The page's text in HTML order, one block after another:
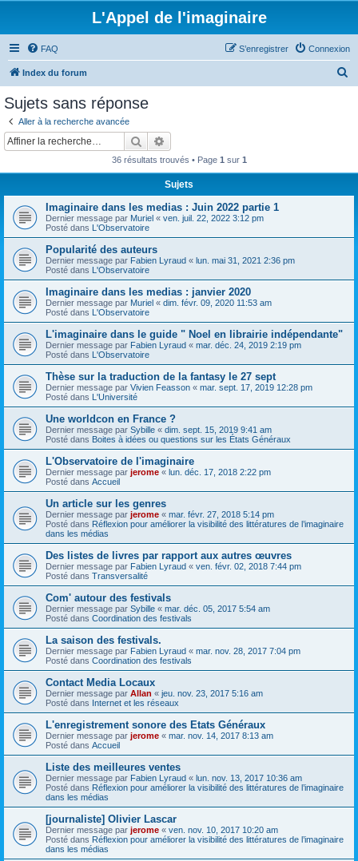
L'Appel de l'imaginaire
FAQ Connexion
S’enregistrer
Index du forum
Sujets sans réponse
Aller à la recherche avancée
Rechercher
36 résultats trouvés • Page 1 sur 1
Sujets
Imaginaire dans les medias : Juin 2022 partie 1
Dernier message par Muriel « ven. juil. 22, 2022 3:12 pm
Posté dans L'Observatoire
Popularité des auteurs
Dernier message par Fabien Lyraud « lun. mai 31, 2021 2:36 pm
Posté dans L'Observatoire
Imaginaire dans les medias : janvier 2020
Dernier message par Muriel « dim. févr. 09, 2020 11:53 am
Posté dans L'Observatoire
L'imaginaire dans le guide " Noel en librairie indépendante"
Dernier message par Fabien Lyraud « mar. déc. 24, 2019 2:19 pm
Posté dans L'Observatoire
Thèse sur la traduction de la fantasy le 27 sept
Dernier message par Vivien Feasson « mar. sept. 17, 2019 12:28 pm
Posté dans L'Université
Une worldcon en France ?
Dernier message par Sybille « dim. sept. 15, 2019 9:41 am
Posté dans Boites à idées ou questions sur les États Généraux
L'Observatoire de l'imaginaire
Dernier message par jerome « lun. déc. 17, 2018 2:22 pm
Posté dans Accueil
Un article sur les genres
Dernier message par jerome « mar. févr. 27, 2018 5:14 pm
Posté dans Réflexion pour améliorer la visibilité des littératures de l’imaginaire
dans les médias
Des listes de livres par rapport aux autres œuvres
Dernier message par Fabien Lyraud « ven. févr. 02, 2018 7:44 pm
Posté dans Transversalité
Com' autour des festivals
Dernier message par Sybille « mar. déc. 05, 2017 5:54 am
Posté dans Coordination des festivals
La saison des festivals.
Dernier message par Fabien Lyraud « mar. nov. 28, 2017 7:04 pm
Posté dans Coordination des festivals
Contact Media Locaux
Dernier message par Allan « jeu. nov. 23, 2017 5:16 am
Posté dans Internet et les réseaux
L'enregistrement sonore des Etats Généraux
Dernier message par jerome « mar. nov. 14, 2017 8:13 am
Posté dans Accueil
Liste des meilleures ventes
Dernier message par Fabien Lyraud « lun. nov. 13, 2017 10:36 am
Posté dans Réflexion pour améliorer la visibilité des littératures de l’imaginaire
dans les médias
[journaliste] Olivier Lascar
Dernier message par jerome « ven. nov. 10, 2017 10:20 am
Posté dans Réflexion pour améliorer la visibilité des littératures de l’imaginaire
dans les médias